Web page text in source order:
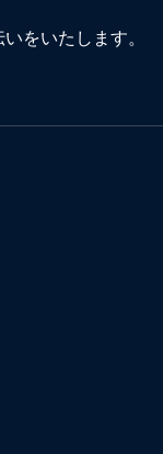
をいたします。